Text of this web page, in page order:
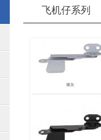
飞机仔系列